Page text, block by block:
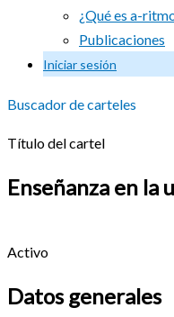
¿Qué es a-
Publicaciones
Iniciar sesión
Buscador de carteles
Título del cartel
Enseñanza en la
Activo
Datos generales